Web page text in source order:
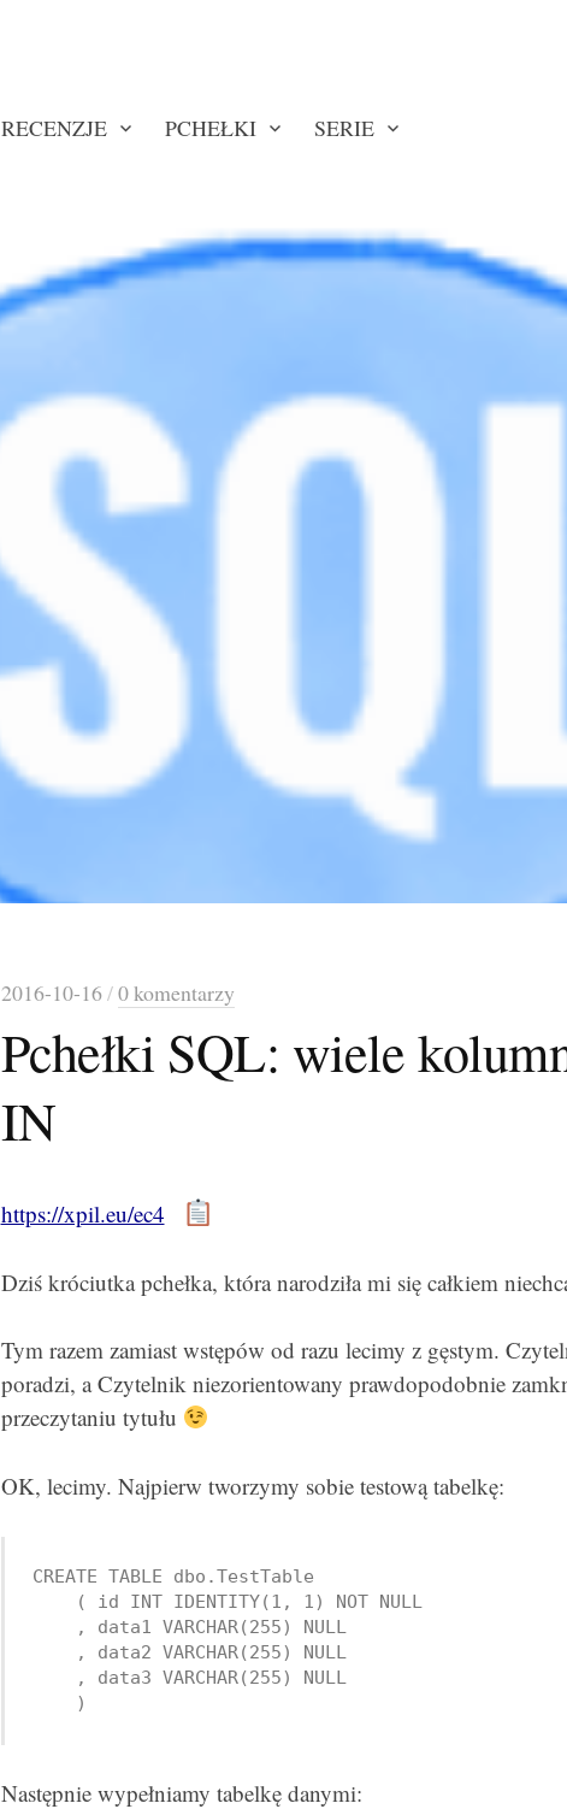
RECENZJE PCHEŁKI SERIE
2016-10-16/0 komentarzy
Pchełki SQL: wiele
IN
https://xpil.eu/ec4
Dziś króciutka pchełka, która narodziła mi się całkiem
Tym razem zamiast wstępów od razu lecimy z gęstym.
poradzi, a Czytelnik niezorientowany prawdopodobnie
przeczytaniu tytułu
OK, lecimy. Najpierw tworzymy sobie testową tabelkę:
CREATE TABLE dbo.TestTable
( id INT IDENTITY(1, 1) NOT NULL
, data1 VARCHAR(255) NULL
, data2 VARCHAR(255) NULL
, data3 VARCHAR(255) NULL
)
Następnie wypełniamy tabelkę danymi: